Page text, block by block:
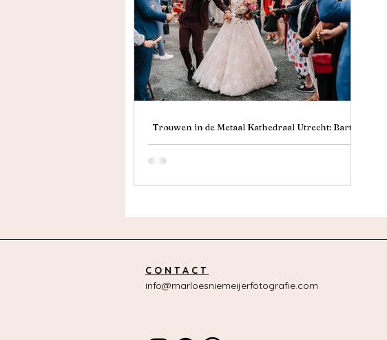
Trouwen in de Metaal Kathedraal Utrecht: Bart &
C O N T A C T
info@marloesniemeijerfotografie.com